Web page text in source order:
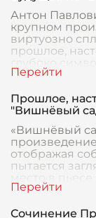
Антон
крупном
виртуозно
прошлое,
глубоко
Прошлое,
"Вишнёвый
«Вишнёвый
отображая
пытается
Сочинение